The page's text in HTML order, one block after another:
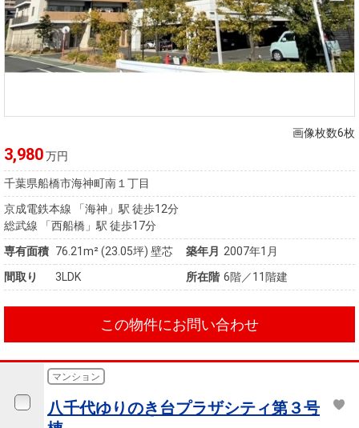
画像枚数6枚
3,980万円
千葉県船橋市海神町南１丁目
京成電鉄本線 「海神」駅 徒歩12分
総武線 「西船橋」駅 徒歩17分
専有面積 76.21m²(23.05坪) 壁芯 築年月 2007年1月
間取り
3LDK 所在階 6階／11階建
この物件にお問い合わせ
マンション
八千代ゆりのき台プラザシティ第３号